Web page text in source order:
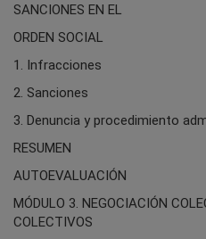
SANCIONES EN EL
ORDEN SOCIAL
1. Infracciones
2. Sanciones
3. Denuncia y procedimiento
RESUMEN
AUTOEVALUACIÓN
MÓDULO 3. NEGOCIACIÓN
COLECTIVOS